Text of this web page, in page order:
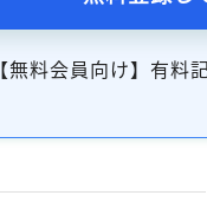
【無料会員向け】有料